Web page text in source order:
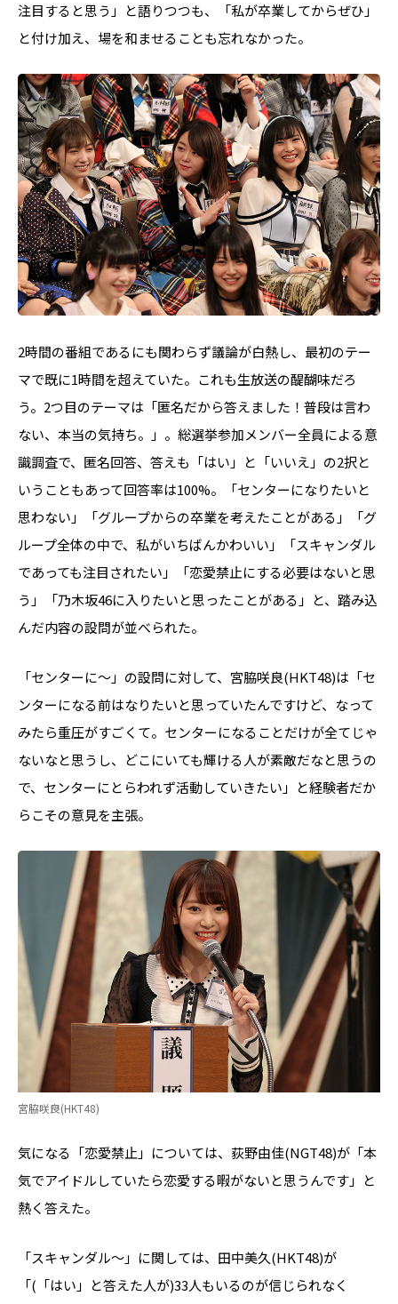
注目すると思う」と語りつつも、「私が卒業してからぜひ」
と付け加え、場を和ませることも忘れなかった。
2時間の番組であるにも関わらず議論が白熱し、最初のテー
マで既に1時間を超えていた。これも生放送の醍醐味だろ
う。2つ目のテーマは「匿名だから答えました！普段は言わ
ない、本当の気持ち。」。総選挙参加メンバー全員による意
識調査で、匿名回答、答えも「はい」と「いいえ」の2択と
いうこともあって回答率は100%。「センターになりたいと
思わない」「グループからの卒業を考えたことがある」「グ
ループ全体の中で、私がいちばんかわいい」「スキャンダル
であっても注目されたい」「恋愛禁止にする必要はないと思
う」「乃木坂46に入りたいと思ったことがある」と、踏み込
んだ内容の設問が並べられた。
「センターに〜」の設問に対して、宮脇咲良(HKT48)は「セ
ンターになる前はなりたいと思っていたんですけど、なって
みたら重圧がすごくて。センターになることだけが全てじゃ
ないなと思うし、どこにいても輝ける人が素敵だなと思うの
で、センターにとらわれず活動していきたい」と経験者だか
らこその意見を主張。
宮脇咲良(HKT48)
気になる「恋愛禁止」については、荻野由佳(NGT48)が「本
気でアイドルしていたら恋愛する暇がないと思うんです」と
熱く答えた。
「スキャンダル〜」に関しては、田中美久(HKT48)が
「(「はい」と答えた人が)33人もいるのが信じられなく